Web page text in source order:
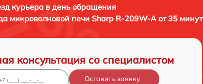
курьера в день обращения
микроволновой печи Sharp R-209W-A от 35 минут
консультация со специалистом
Оставить заявку